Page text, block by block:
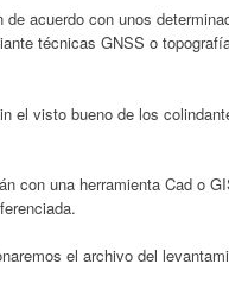
acuerdo con unos
técnicas GNSS o
el visto bueno de los
con una herramienta Cad o
el archivo del